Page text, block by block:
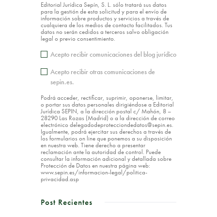
Editorial Jurídica Sepín, S. L. sólo tratará sus datos
para la gestión de esta solicitud y para el envío de
información sobre productos y servicios a través de
cualquiera de los medios de contacto facilitados. Tus
datos no serán cedidos a terceros salvo obligación
legal o previo consentimiento.
Acepto recibir comunicaciones del blog jurídico
Acepto recibir otras comunicaciones de
sepin.es.
Podrá acceder, rectificar, suprimir, oponerse, limitar,
o portar sus datos personales dirigiéndose a Editorial
Jurídica SEPIN, a la dirección postal c/ Mahón, 8 –
28290 Las Rozas (Madrid) o a la dirección de correo
electrónico delegadodeprotecciondedatos@sepin.es.
Igualmente, podrá ejercitar sus derechos a través de
los formularios on line que ponemos a su disposición
en nuestra web. Tiene derecho a presentar
reclamación ante la autoridad de control. Puede
consultar la información adicional y detallada sobre
Protección de Datos en nuestra página web:
www.sepin.es/informacion-legal/politica-
privacidad.asp
Post Recientes